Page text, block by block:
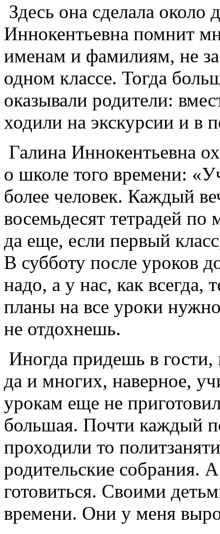
Здесь она сделала около
Иннокентьевна помнит
именам и фамилиям, не
одном классе. Тогда
оказывали родители:
ходили на экскурсии и в
Галина Иннокентьевна
о школе того времени:
более человек. Каждый
восемьдесят тетрадей по
да еще, если первый
В субботу после уроков
надо, а у нас, как всегда,
планы на все уроки
не отдохнешь.
Иногда придешь в гости,
да и многих, наверное,
урокам еще не
большая. Почти каждый
проходили то
родительские
готовиться. Своими
времени. Они у меня